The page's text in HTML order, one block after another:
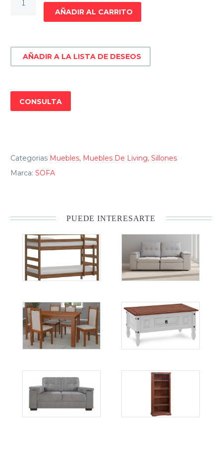
Benetton
cantidad
AÑADIR AL CARRITO
AÑADIR A LA LISTA DE DESEOS
CONSULTA
Categorias Muebles, Muebles De Living, Sillones
Marca: SOFA
PUEDE INTERESARTE